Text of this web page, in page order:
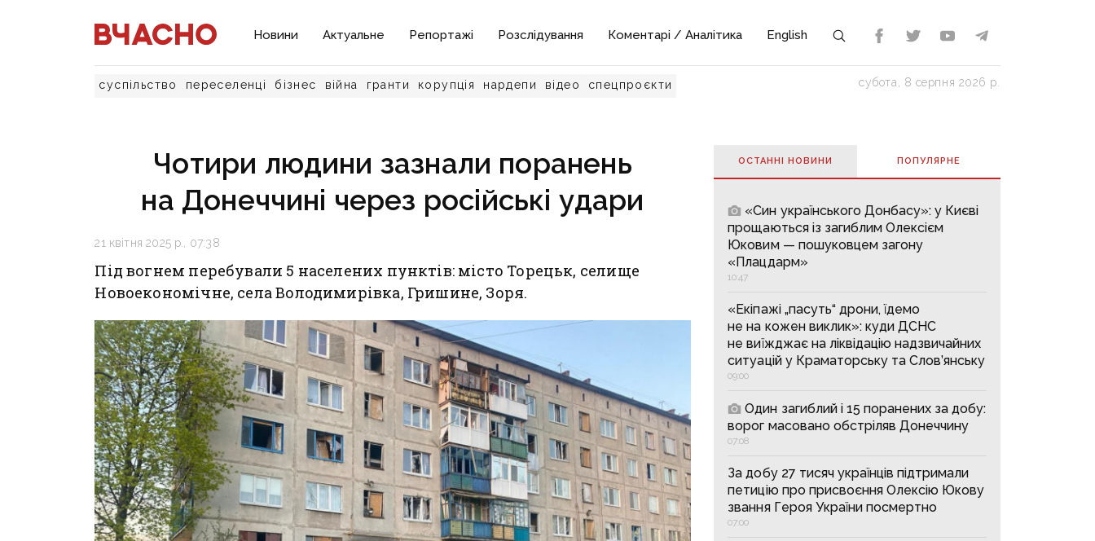
Новини Актуальне Репортажі Розслідування Коментарі / Аналітика English
суспільство переселенці бізнес війна гранти корупція нардепи відео спецпроєкти субота, 8 серпня 2026 р.
Чотири людини зазнали поранень
на Донеччині через російські удари
21 квітня 2025 р., 07:38
Під вогнем перебували 5 населених пунктів: місто Торецьк, селище
Новоекономічне, села Володимирівка, Гришине, Зоря.
ОСТАННІ НОВИНИ ПОПУЛЯРНE
«Син українського Донбасу»: у Києві
прощаються із загиблим Олексієм
Юковим — пошуковцем загону
«Плацдарм»
10:47
«Екіпажі „пасуть“ дрони, їдемо
не на кожен виклик»: куди ДСНС
не виїжджає на ліквідацію надзвичайних
ситуацій у Краматорську та Слов’янську
09:00
Один загиблий і 15 поранених за добу:
ворог масовано обстріляв Донеччину
07:08
За добу 27 тисяч українців підтримали
петицію про присвоєння Олексію Юкову
звання Героя України посмертно
07:00